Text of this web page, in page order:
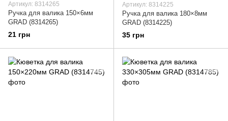
Артикул: 8314265
Ручка для валика 150×6мм
GRAD (8314265)
21 грн
Артикул: 8314225
Ручка для валика 180×8мм
GRAD (8314225)
35 грн